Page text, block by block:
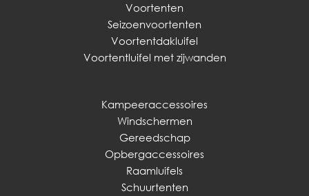
Voortenten
Seizoenvoortenten
Voortentdakluifel
Voortentluifel met zijwanden
Kampeeraccessoires
Windschermen
Gereedschap
Opbergaccessoires
Raamluifels
Schuurtenten